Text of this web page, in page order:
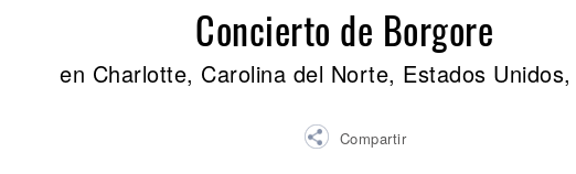
Concierto de Borgore
en Charlotte, Carolina del Norte, Estados
Compartir